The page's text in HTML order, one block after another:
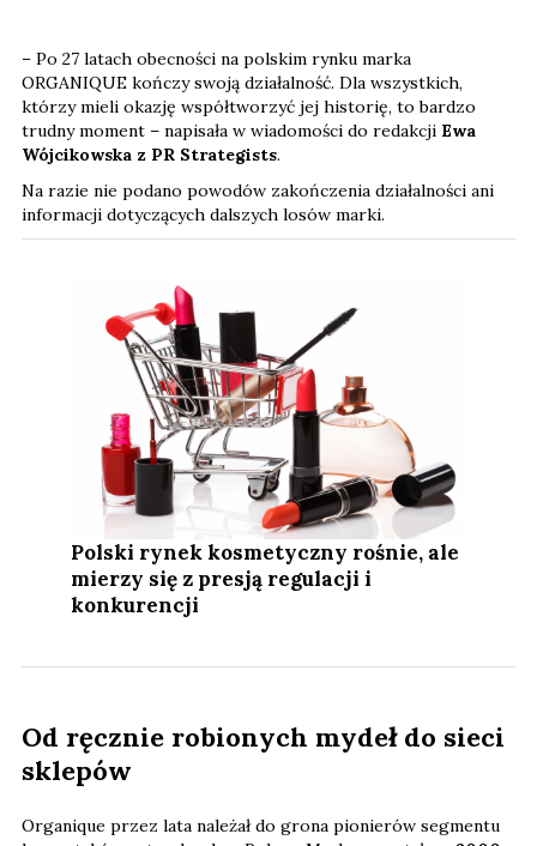
– Po 27 latach obecności na polskim rynku marka
ORGANIQUE kończy swoją działalność. Dla wszystkich,
którzy mieli okazję współtworzyć jej historię, to bardzo
trudny moment – napisała w wiadomości do redakcji Ewa
Wójcikowska z PR Strategists.
Na razie nie podano powodów zakończenia działalności ani
informacji dotyczących dalszych losów marki.
Polski rynek kosmetyczny rośnie, ale
mierzy się z presją regulacji i
konkurencji
Od ręcznie robionych mydeł do sieci
sklepów
Organique przez lata należał do grona pionierów segmentu